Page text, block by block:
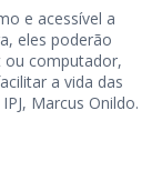
e acessível a
eles poderão
ou computador,
a vida das
Marcus Onildo.